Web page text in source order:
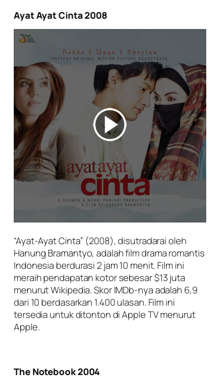
Ayat Ayat Cinta 2008
“Ayat-Ayat Cinta” (2008), disutradarai oleh
Hanung Bramantyo, adalah film drama romantis
Indonesia berdurasi 2 jam 10 menit. Film ini
meraih pendapatan kotor sebesar $13 juta
menurut Wikipedia. Skor IMDb-nya adalah 6,9
dari 10 berdasarkan 1.400 ulasan. Film ini
tersedia untuk ditonton di Apple TV menurut
Apple.
The Notebook 2004